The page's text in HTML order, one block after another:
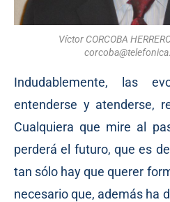
Víctor CORCOBA
Indudablemente, las
entenderse y atenderse,
Cualquiera que mire al
perderá el futuro, que es
tan sólo hay que querer
necesario que, además ha